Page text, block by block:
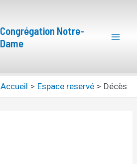
Congrégation Notre-
Dame
Accueil Espace reservé Décès